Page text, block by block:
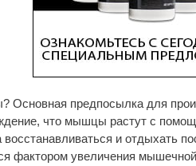
предпосылка для
что мышцы растут с
восстанавливаться и отдыхать
фактором увеличения